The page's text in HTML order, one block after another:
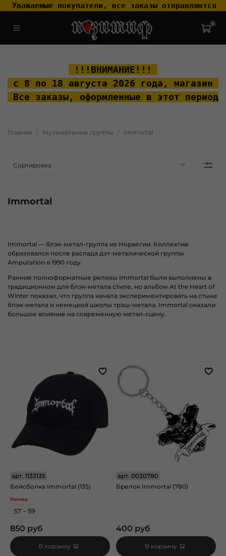
Уважаемые покупатели, все заказы отправляются
0
!!!ВНИМАНИЕ!!!
с 8 по 18 августа 2026 года, магазин
Все заказы, оформленные в этот
Главная Музыкальные группы Immortal
Immortal
Immortal — блэк-метал-группа из Норвегии. Коллектив
образовался после распада дэт-металической группы
Amputation в 1990 году.
Ранние полноформатные релизы Immortal были выполнены в
традиционном для блэк-метала стиле, но альбом At the Heart of
Winter показал, что группа начала экспериментировать на стыке
блэк-метала и немецкой школы трэш-метала. Immortal оказали
большое влияние на современную метал-сцену.
арт. 1133135
Бейсболка Immortal (135)
Размер
57 - 59
850 руб
В корзину
арт.0030780
Брелок Immortal (780)
400 руб
В корзину